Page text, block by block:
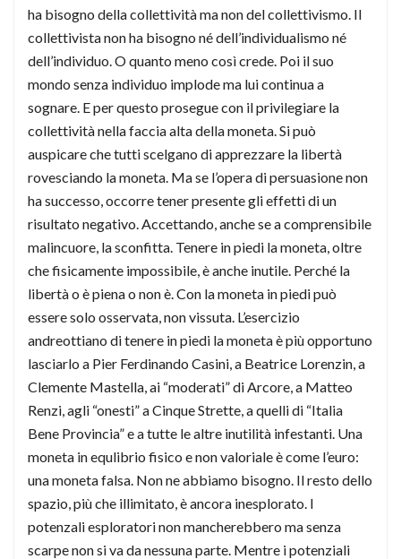
ha bisogno della collettività ma non del collettivismo. Il
collettivista non ha bisogno né dell’individualismo né
dell’individuo. O quanto meno così crede. Poi il suo
mondo senza individuo implode ma lui continua a
sognare. E per questo prosegue con il privilegiare la
collettività nella faccia alta della moneta. Si può
auspicare che tutti scelgano di apprezzare la libertà
rovesciando la moneta. Ma se l’opera di persuasione non
ha successo, occorre tener presente gli effetti di un
risultato negativo. Accettando, anche se a comprensibile
malincuore, la sconfitta. Tenere in piedi la moneta, oltre
che fisicamente impossibile, è anche inutile. Perché la
libertà o è piena o non è. Con la moneta in piedi può
essere solo osservata, non vissuta. L’esercizio
andreottiano di tenere in piedi la moneta è più opportuno
lasciarlo a Pier Ferdinando Casini, a Beatrice Lorenzin, a
Clemente Mastella, ai “moderati” di Arcore, a Matteo
Renzi, agli “onesti” a Cinque Strette, a quelli di “Italia
Bene Provincia” e a tutte le altre inutilità infestanti. Una
moneta in equlibrio fisico e non valoriale è come l’euro:
una moneta falsa. Non ne abbiamo bisogno. Il resto dello
spazio, più che illimitato, è ancora inesplorato. I
potenzali esploratori non mancherebbero ma senza
scarpe non si va da nessuna parte. Mentre i potenziali